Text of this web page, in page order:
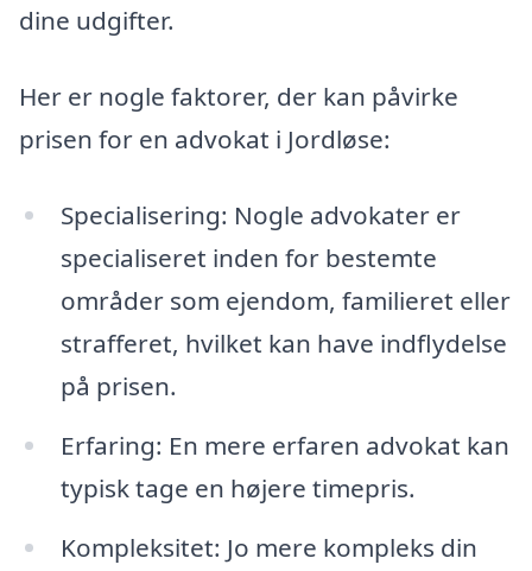
dine udgifter.
Her er nogle faktorer, der kan påvirke
prisen for en advokat i Jordløse:
Specialisering: Nogle advokater er
specialiseret inden for bestemte
områder som ejendom, familieret eller
strafferet, hvilket kan have indflydelse
på prisen.
Erfaring: En mere erfaren advokat kan
typisk tage en højere timepris.
Kompleksitet: Jo mere kompleks din